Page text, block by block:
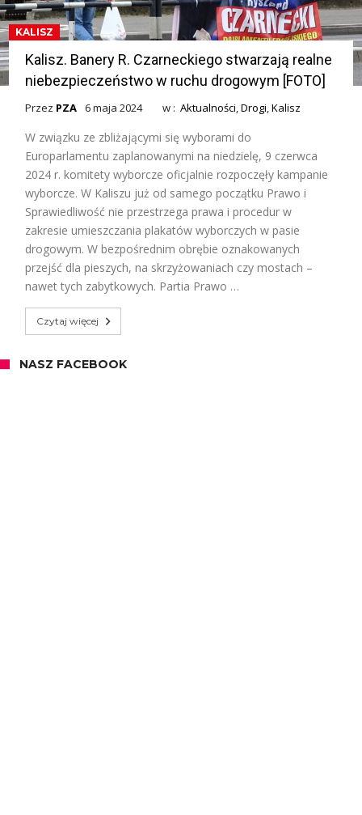
KALISZ
Kalisz. Banery R. Czarneckiego stwarzają realne
niebezpieczeństwo w ruchu drogowym [FOTO]
Przez PZA 6 maja 2024 w :Aktualności,Drogi,Kalisz
W związku ze zbliżającymi się wyborami do
Europarlamentu zaplanowanymi na niedzielę, 9 czerwca
2024 r. komitety wyborcze oficjalnie rozpoczęły kampanie
wyborcze. W Kaliszu już od samego początku Prawo i
Sprawiedliwość nie przestrzega prawa i procedur w
zakresie umieszczania plakatów wyborczych w pasie
drogowym. W bezpośrednim obrębie oznakowanych
przejść dla pieszych, na skrzyżowaniach czy mostach –
nawet tych zabytkowych. Partia Prawo …
Czytaj więcej
NASZ FACEBOOK